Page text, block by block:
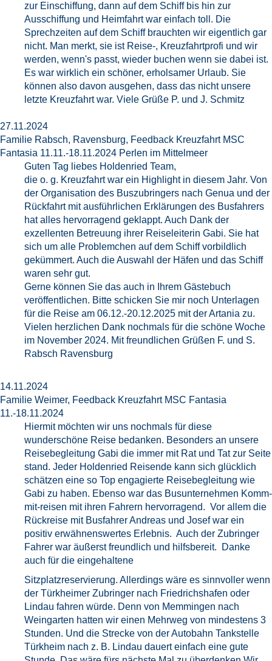
zur Einschiffung, dann auf dem Schiff bis hin zur
Ausschiffung und Heimfahrt war einfach toll. Die
Sprechzeiten auf dem Schiff brauchten wir eigentlich gar
nicht. Man merkt, sie ist Reise-, Kreuzfahrtprofi und wir
werden, wenn's passt, wieder buchen wenn sie dabei ist.
Es war wirklich ein schöner, erholsamer Urlaub. Sie
können also davon ausgehen, dass das nicht unsere
letzte Kreuzfahrt war. Viele Grüße P. und J. Schmitz
27.11.2024
Familie Rabsch, Ravensburg, Feedback Kreuzfahrt MSC
Fantasia 11.11.-18.11.2024 Perlen im Mittelmeer
Guten Tag liebes Holdenried Team,
die o. g. Kreuzfahrt war ein Highlight in diesem Jahr. Von
der Organisation des Buszubringers nach Genua und der
Rückfahrt mit ausführlichen Erklärungen des Busfahrers
hat alles hervorragend geklappt. Auch Dank der
exzellenten Betreuung ihrer Reiseleiterin Gabi. Sie hat
sich um alle Problemchen auf dem Schiff vorbildlich
gekümmert. Auch die Auswahl der Häfen und das Schiff
waren sehr gut.
Gerne können Sie das auch in Ihrem Gästebuch
veröffentlichen. Bitte schicken Sie mir noch Unterlagen
für die Reise am 06.12.-20.12.2025 mit der Artania zu.
Vielen herzlichen Dank nochmals für die schöne Woche
im November 2024. Mit freundlichen Grüßen F. und S.
Rabsch Ravensburg
14.11.2024
Familie Weimer, Feedback Kreuzfahrt MSC Fantasia
11.-18.11.2024
Hiermit möchten wir uns nochmals für diese
wunderschöne Reise bedanken. Besonders an unsere
Reisebegleitung Gabi die immer mit Rat und Tat zur Seite
stand. Jeder Holdenried Reisende kann sich glücklich
schätzen eine so Top engagierte Reisebegleitung wie
Gabi zu haben. Ebenso war das Busunternehmen Komm-
mit-reisen mit ihren Fahrern hervorragend. Vor allem die
Rückreise mit Busfahrer Andreas und Josef war ein
positiv erwähnenswertes Erlebnis. Auch der Zubringer
Fahrer war äußerst freundlich und hilfsbereit. Danke
auch für die eingehaltene
Sitzplatzreservierung. Allerdings wäre es sinnvoller wenn
der Türkheimer Zubringer nach Friedrichshafen oder
Lindau fahren würde. Denn von Memmingen nach
Weingarten hatten wir einen Mehrweg von mindestens 3
Stunden. Und die Strecke von der Autobahn Tankstelle
Türkheim nach z. B. Lindau dauert einfach eine gute